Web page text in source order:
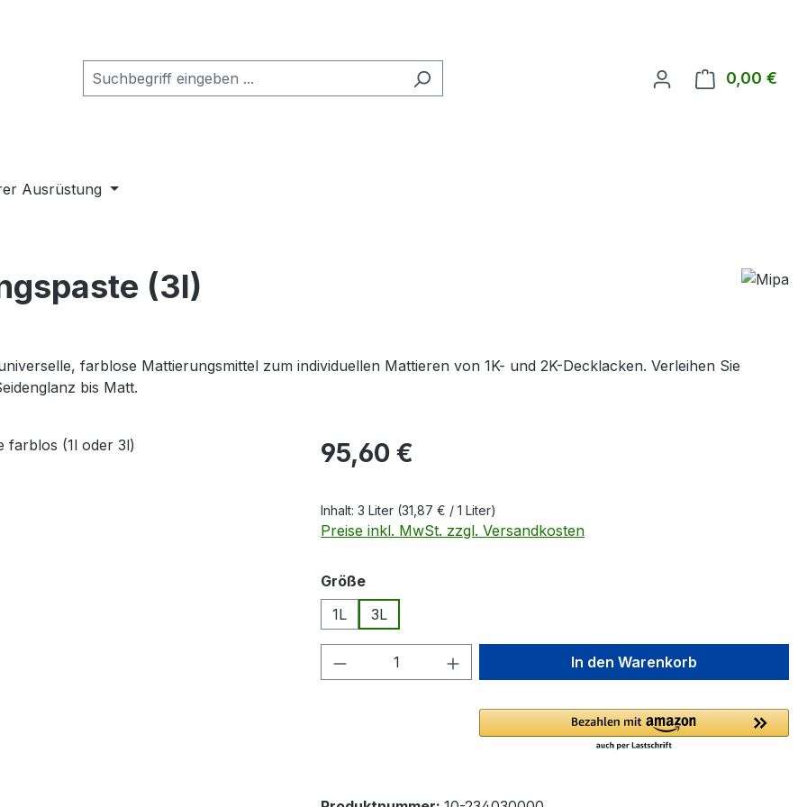
0,00 €
Ausrüstung
(3l)
farblose Mattierungsmittel zum individuellen Mattieren von 1K- und 2K-Decklacken. Verleihen Sie
bis Matt.
Regulärer Preis:
95,60 €
Inhalt: 3 Liter (31,87 € / 1 Liter)
Preise inkl. MwSt. zzgl. Versandkosten
Größeauswählen
1L
3L
Produkt Anzahl: Gib den gewünschten Wert
In den Warenkorb